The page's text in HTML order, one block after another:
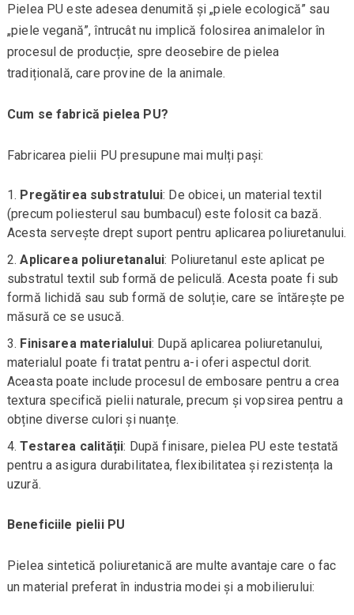
Pielea PU este adesea denumită și „piele ecologică” sau
„piele vegană”, întrucât nu implică folosirea animalelor în
procesul de producție, spre deosebire de pielea
tradițională, care provine de la animale.
Cum se fabrică pielea PU?
Fabricarea pielii PU presupune mai mulți pași:
Pregătirea substratului: De obicei, un material textil
(precum poliesterul sau bumbacul) este folosit ca bază.
Acesta servește drept suport pentru aplicarea poliuretanului.
Aplicarea poliuretanalui: Poliuretanul este aplicat pe
substratul textil sub formă de peliculă. Acesta poate fi sub
formă lichidă sau sub formă de soluție, care se întărește pe
măsură ce se usucă.
Finisarea materialului: După aplicarea poliuretanului,
materialul poate fi tratat pentru a-i oferi aspectul dorit.
Aceasta poate include procesul de embosare pentru a crea
textura specifică pielii naturale, precum și vopsirea pentru a
obține diverse culori și nuanțe.
Testarea calității: După finisare, pielea PU este testată
pentru a asigura durabilitatea, flexibilitatea și rezistența la
uzură.
Beneficiile pielii PU
Pielea sintetică poliuretanică are multe avantaje care o fac
un material preferat în industria modei și a mobilierului: